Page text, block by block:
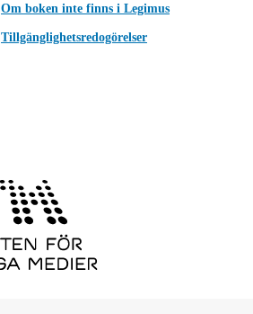
Om boken inte finns i Legimus
Tillgänglighetsredogörelser